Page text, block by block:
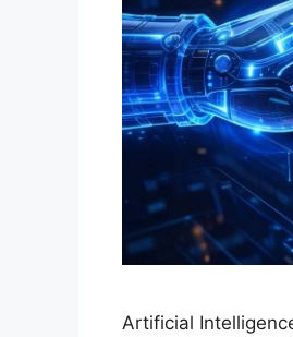
Artificial Intelligence